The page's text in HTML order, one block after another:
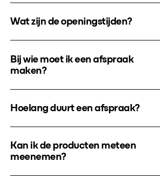
Wat zijn de openingstijden?
Bij wie moet ik een afspraak
maken?
Hoelang duurt een afspraak?
Kan ik de producten meteen
meenemen?